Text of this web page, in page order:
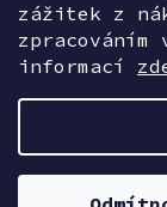
zážitek z
informací
Kontaktujte